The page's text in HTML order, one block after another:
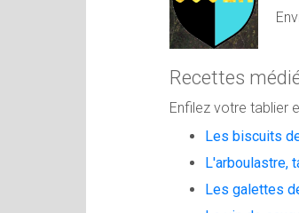
Recettes
Enfilez votre tablier
Les biscuits
L'arboulastre,
Les galettes